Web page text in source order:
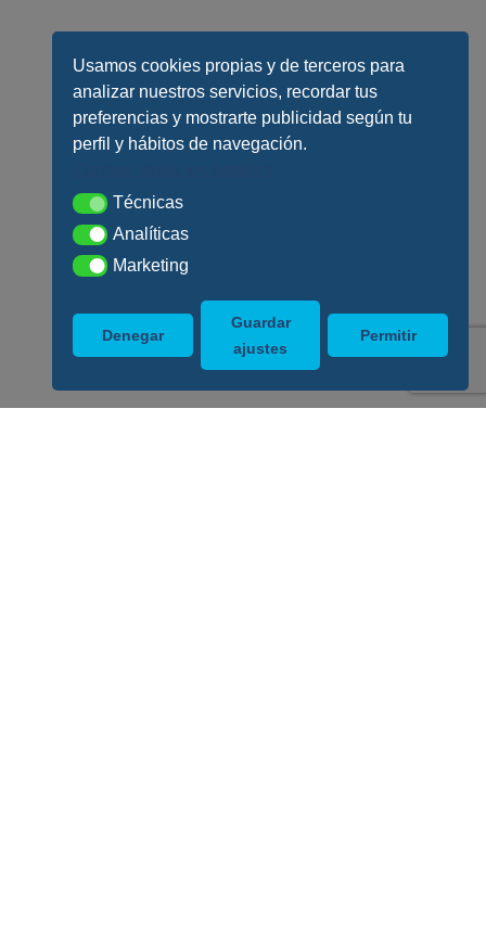
Usamos cookies propias y de terceros para
analizar nuestros servicios, recordar tus
preferencias y mostrarte publicidad según tu
perfil y hábitos de navegación.
TécnicasTécnicas
AnalíticasAnalíticas
MarketingMarketing
Denegar
Guardar
ajustes
Permitir